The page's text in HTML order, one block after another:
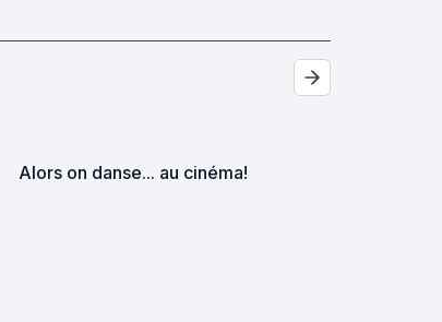
Alors on danse... au cinéma!